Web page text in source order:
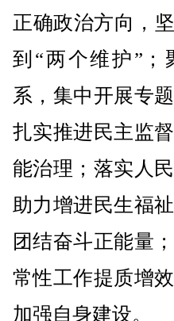
正确政治方向，
到“两个维护”；
系，集中开展专
扎实推进民主监
能治理；落实人
助力增进民生福
团结奋斗正能量
常性工作提质增
加强自身建设。